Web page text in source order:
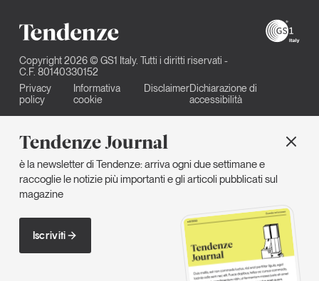
Tendenze Journal
è la newsletter di Tendenze: arriva ogni due settimane e
raccoglie le notizie più importanti e gli articoli pubblicati sul
magazine
Iscriviti
Copyright 2026 © GS1 Italy. Tutti i diritti riservati -
C.F. 80140330152
Privacy
policy
Informativa
cookie
DisclaimerDichiarazione di
accessibilità